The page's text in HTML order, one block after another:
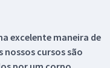
excelente maneira de
nossos cursos são